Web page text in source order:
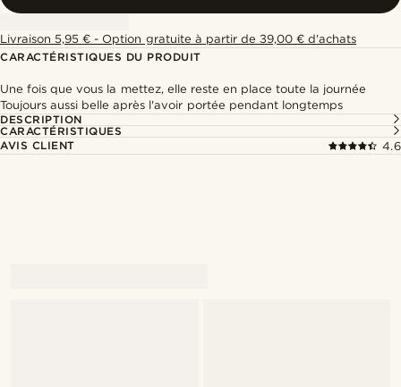
Livraison 5,95 € - Option gratuite à partir de 39,00 € d'achats
CARACTÉRISTIQUES DU PRODUIT
Une fois que vous la mettez, elle reste en place toute la journée
Toujours aussi belle après l'avoir portée pendant longtemps
DESCRIPTION
CARACTÉRISTIQUES
AVIS CLIENT
4.6